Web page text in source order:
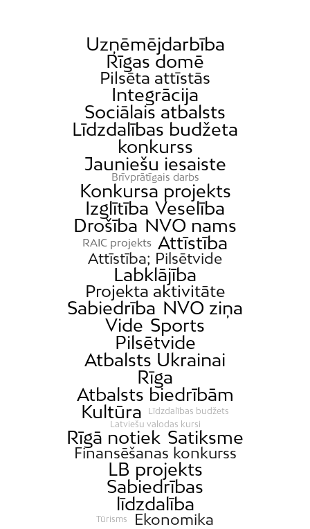
Uzņēmējdarbība
Rīgas domē
Pilsēta attīstās
Integrācija
Sociālais atbalsts
Līdzdalības budžeta
konkurss
Jauniešu iesaiste
Brīvprātīgais darbs
Konkursa projekts
Izglītība Veselība
Drošība NVO nams
RAIC projekts Attīstība
Attīstība; Pilsētvide
Labklājība
Projekta aktivitāte
Sabiedrība NVO ziņa
Vide Sports
Pilsētvide
Atbalsts Ukrainai
Rīga
Atbalsts biedrībām
Kultūra
Līdzdalības budžets
Latviešu valodas kursi
Rīgā notiek Satiksme
Finansēšanas konkurss
LB projekts
Sabiedrības
līdzdalība
Tūrisms Ekonomika